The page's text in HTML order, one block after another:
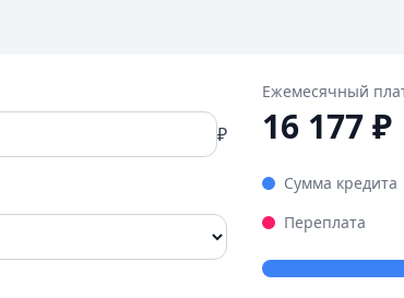
₽
Ежемесячный
16 177₽
Сумма кредита
Переплата